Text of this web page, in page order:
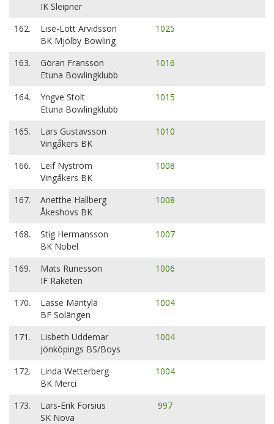
IK Sleipner
162.
Lise-Lott Arvidsson
BK Mjölby Bowling
1025
163.
Göran Fransson
Etuna Bowlingklubb
1016
164.
Yngve Stolt
Etuna Bowlingklubb
1015
165.
Lars Gustavsson
Vingåkers BK
1010
166.
Leif Nyström
Vingåkers BK
1008
167.
Anetthe Hallberg
Åkeshovs BK
1008
168.
Stig Hermansson
BK Nobel
1007
169.
Mats Runesson
IF Raketen
1006
170.
Lasse Mäntylä
BF Solängen
1004
171.
Lisbeth Uddemar
Jönköpings BS/Boys
1004
172.
Linda Wetterberg
BK Merci
1004
173.
Lars-Erik Forsius
SK Nova
997